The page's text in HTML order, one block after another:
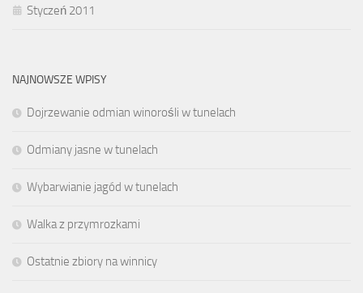
Styczeń 2011
NAJNOWSZE WPISY
Dojrzewanie odmian winorośli w tunelach
Odmiany jasne w tunelach
Wybarwianie jagód w tunelach
Walka z przymrozkami
Ostatnie zbiory na winnicy